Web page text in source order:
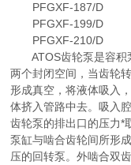
PFGXF-187/D
PFGXF-199/D
PFGXF-210/D
ATOS齿轮泵是容积
两个封闭空间，当齿轮
形成真空，将液体吸入
体挤入管路中去。吸入
齿轮泵的排出口的压力*
泵缸与啮合齿轮间所形
压的回转泵。外啮合双